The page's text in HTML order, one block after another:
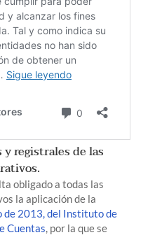
registrales de las
obligado a todas las
la aplicación de la
de 2013, del Instituto de
Cuentas , por la que se